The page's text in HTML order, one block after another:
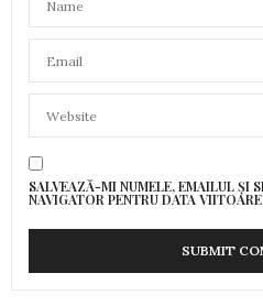
urgente in familie,
SALVEAZĂ-MI NUMELE, EMAILUL ȘI
NAVIGATOR PENTRU DATA